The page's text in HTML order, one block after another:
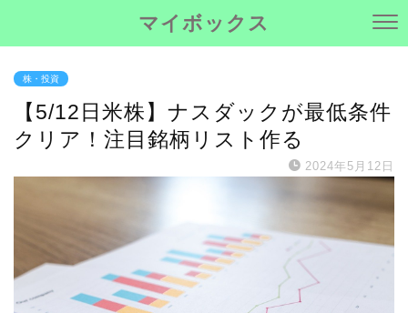
マイボックス
株・投資
【5/12日米株】ナスダックが最低条件
クリア！注目銘柄リスト作る
2024年5月12日